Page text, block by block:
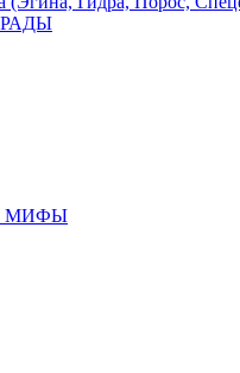
МИФЫ